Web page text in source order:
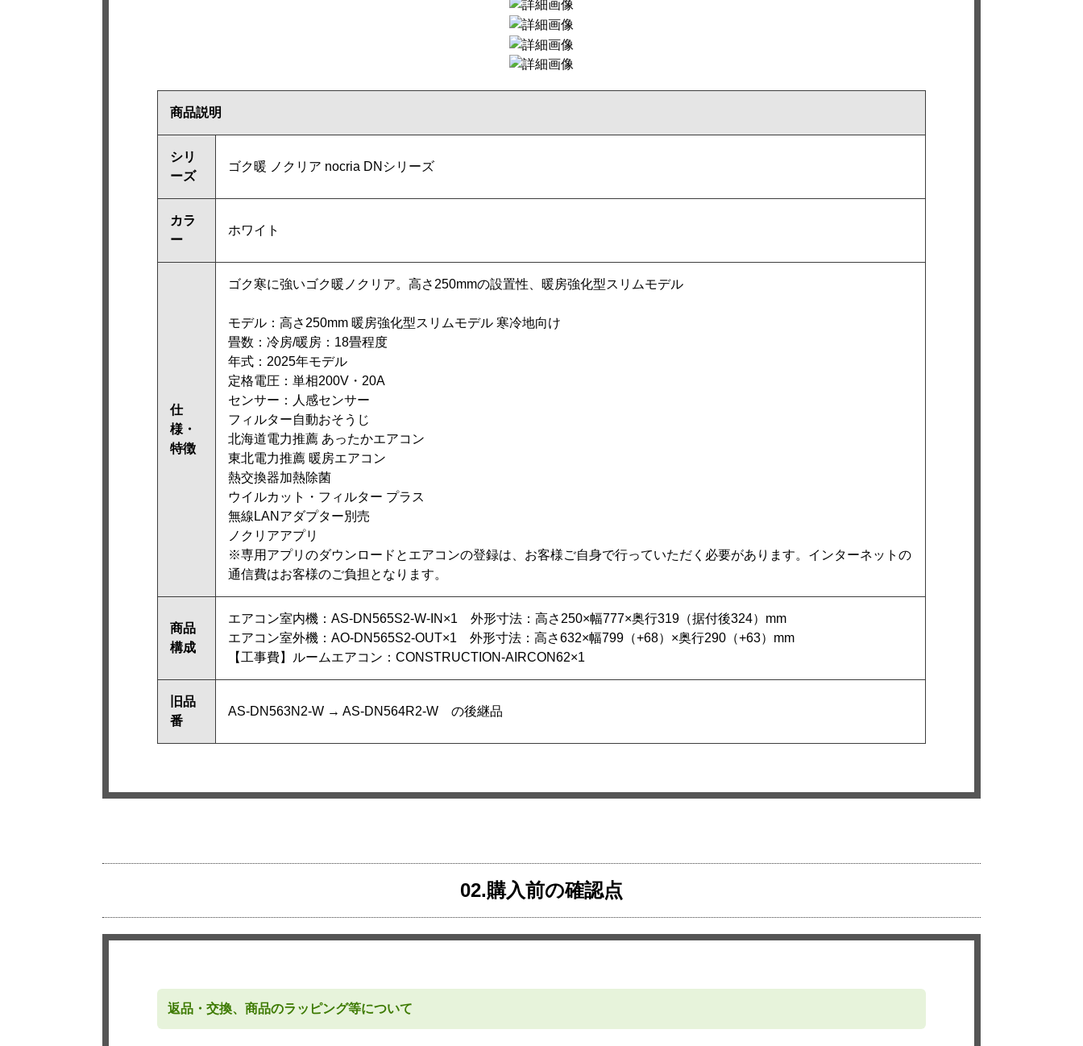
商品説明
シリ
ーズ
ゴク暖 ノクリア nocria DNシリーズ
カラ
ー
ホワイト
仕
様・
特徴
ゴク寒に強いゴク暖ノクリア。高さ250mmの設置性、暖房強化型スリムモデル
モデル：高さ250mm 暖房強化型スリムモデル 寒冷地向け
畳数：冷房/暖房：18畳程度
年式：2025年モデル
定格電圧：単相200V・20A
センサー：人感センサー
フィルター自動おそうじ
北海道電力推薦 あったかエアコン
東北電力推薦 暖房エアコン
熱交換器加熱除菌
ウイルカット・フィルター プラス
無線LANアダプター別売
ノクリアアプリ
※専用アプリのダウンロードとエアコンの登録は、お客様ご自身で行っていただく必要があります。インターネットの
通信費はお客様のご負担となります。
商品
構成
エアコン室内機：AS-DN565S2-W-IN×1 外形寸法：高さ250×幅777×奥行319（据付後324）mm
エアコン室外機：AO-DN565S2-OUT×1 外形寸法：高さ632×幅799（+68）×奥行290（+63）mm
【工事費】ルームエアコン：CONSTRUCTION-AIRCON62×1
旧品
番
AS-DN563N2-W → AS-DN564R2-W の後継品
02.購入前の確認点
返品・交換、商品のラッピング等について